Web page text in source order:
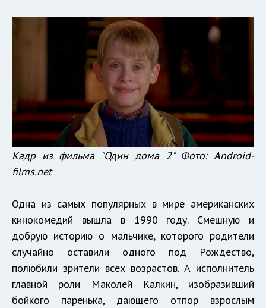
Кадр из фильма "Один дома 2" Фото: Android-
films.net
Одна из самых популярных в мире американских
кинокомедий вышла в 1990 году. Смешную и
добрую историю о мальчике, которого родители
случайно оставили одного под Рождество,
полюбили зрители всех возрастов. А исполнитель
главной роли Маколей Калкин, изобразивший
бойкого паренька, дающего отпор взрослым